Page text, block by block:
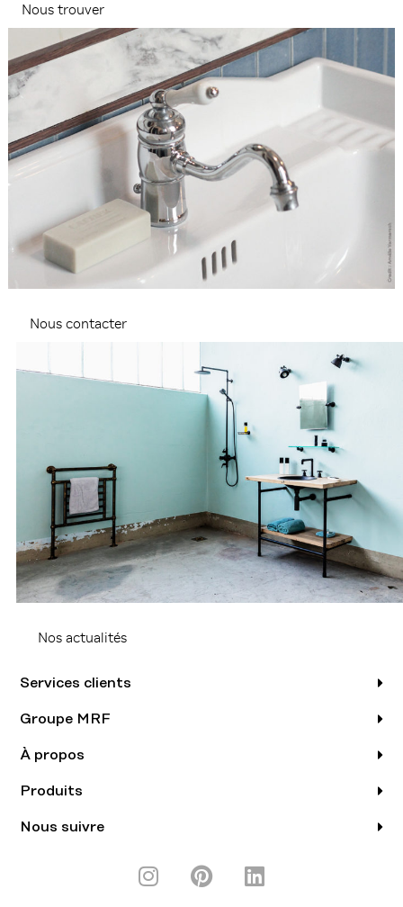
Nous trouver
Nous contacter
Nos actualités
Services clients
Groupe MRF
À propos
Produits
Nous suivre
I
n
P
i
L
i